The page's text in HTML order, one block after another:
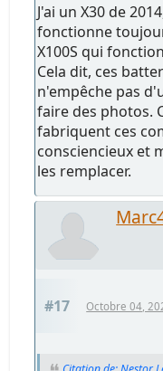
J'ai un X30 de
fonctionne
X100S qui
Cela dit, ces
n'empêche pas
faire des photos.
fabriquent ces
consciencieux et
les remplacer.
#17 Octobre 04,